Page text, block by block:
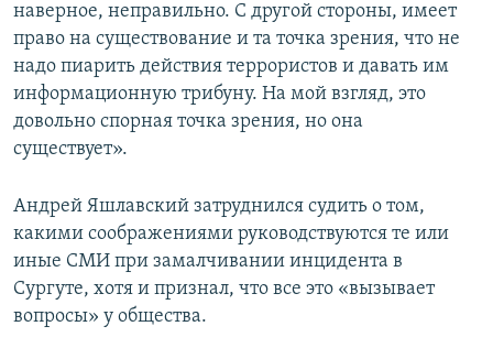
наверное, неправильно. С другой стороны, имеет
право на существование и та точка зрения, что не
надо пиарить действия террористов и давать им
информационную трибуну. На мой взгляд, это
довольно спорная точка зрения, но она
существует».
Андрей Яшлавский затруднился судить о том,
какими соображениями руководствуются те или
иные СМИ при замалчивании инцидента в
Сургуте, хотя и признал, что все это «вызывает
вопросы» у общества.